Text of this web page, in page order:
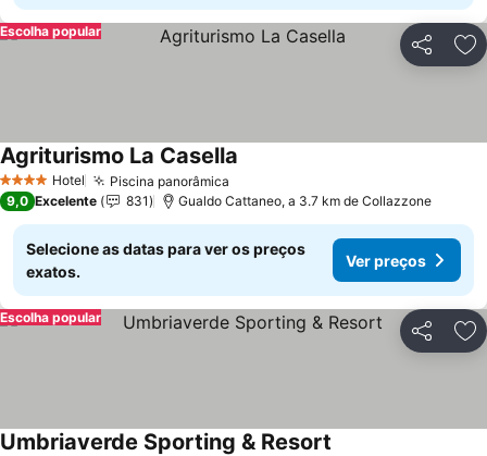
Partilhar
Escolha popular
4 EstrelasHotel Piscina panorâmica
Agriturismo La Casella
9,0 Excelente 831 Gualdo Cattaneo, a 3.7 km de Collazzone
Selecione as datas para ver os preços
exatos.
Ver preços
Partilhar
Escolha popular
Umbriaverde Sporting & Resort